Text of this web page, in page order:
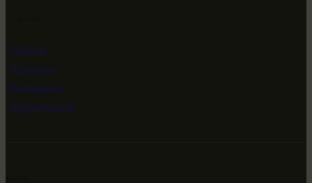
Главная
Выставки
Коллекции
Мероприятия